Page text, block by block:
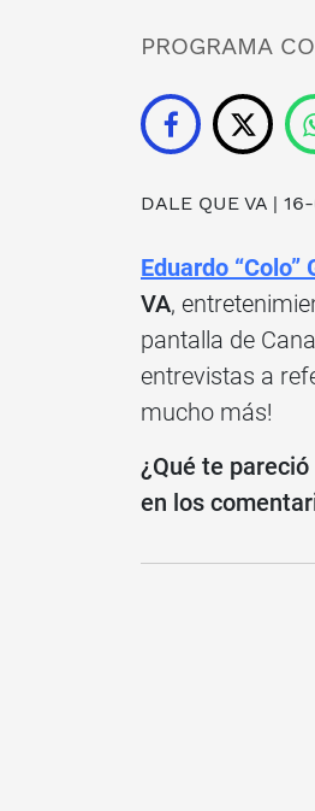
PROGRAMA
DALE QUE VA |
Eduardo “Colo”
VA,
pantalla de
entrevistas a
mucho más!
¿Qué te
en los